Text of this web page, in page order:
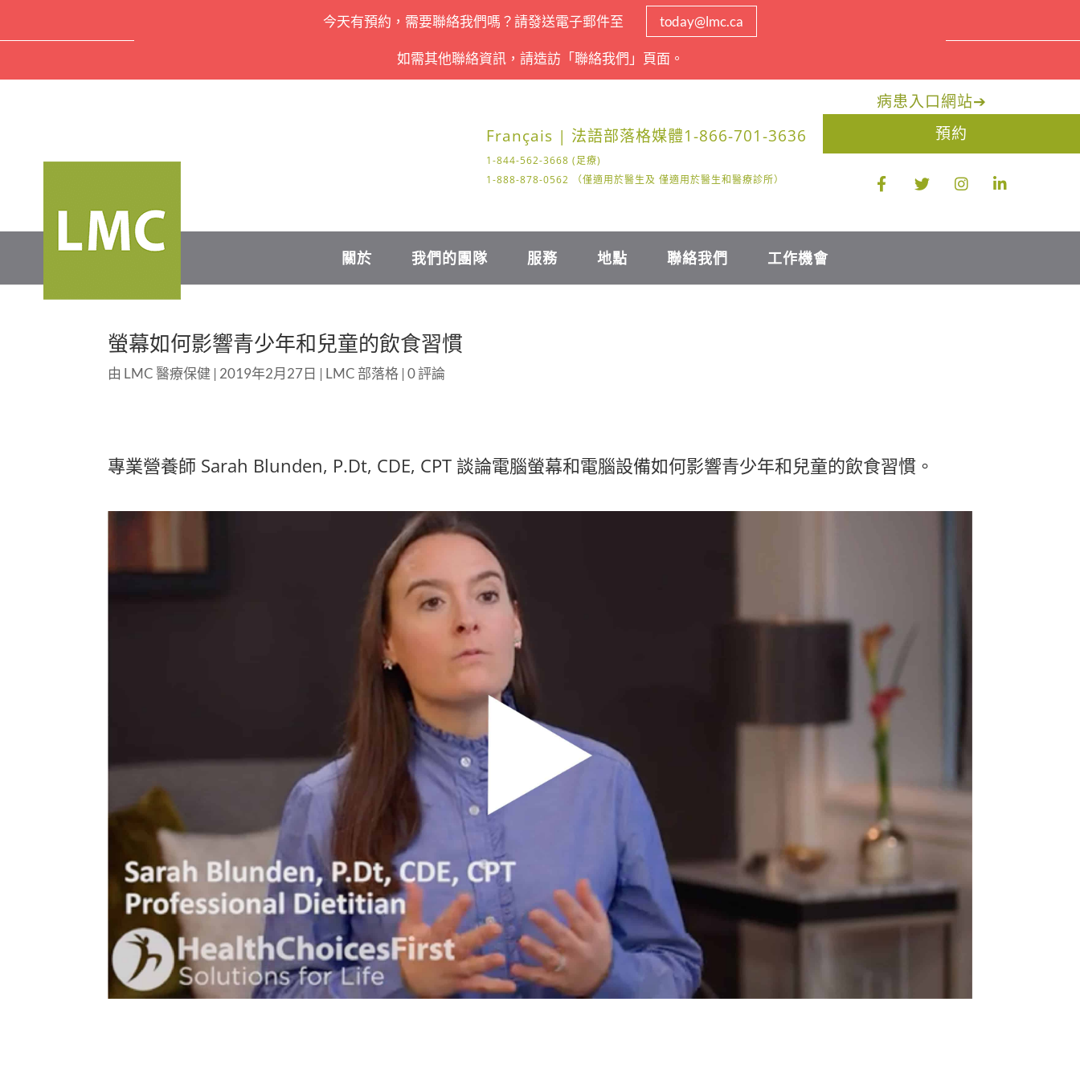
今天有預約，需要聯絡我們嗎？請發送電子郵件至 today@lmc.ca
如需其他聯絡資訊，請造訪「聯絡我們」頁面。
Français | 法語部落格媒體1-866-701-3636
1-844-562-3668 (足療)
1-888-878-0562 （僅適用於醫生及 僅適用於醫生和醫療診所）
病患入口網站➔
預約
關於 我們的團隊 服務 地點 聯絡我們 工作機會
螢幕如何影響青少年和兒童的飲食習慣
由 LMC 醫療保健 | 2019年2月27日 | LMC 部落格 |0 評論
專業營養師 Sarah Blunden, P.Dt, CDE, CPT 談論電腦螢幕和電腦設備如何影響青少年和兒童的飲食習慣。